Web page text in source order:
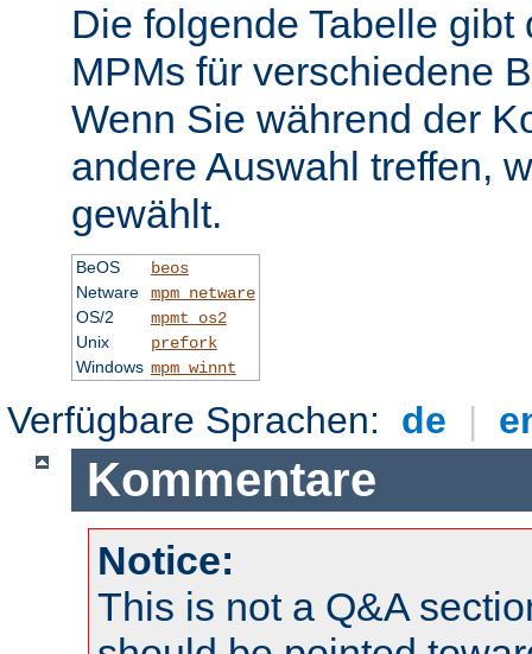
Die folgende Tabelle
MPMs für verschiedene
Wenn Sie während der
andere Auswahl treffen,
gewählt.
BeOS
beos
Netware
mpm_netware
OS/2
mpmt_os2
Unix
prefork
Windows mpm_winnt
Verfügbare Sprachen: de |
Kommentare
Notice:
This is not a Q&A